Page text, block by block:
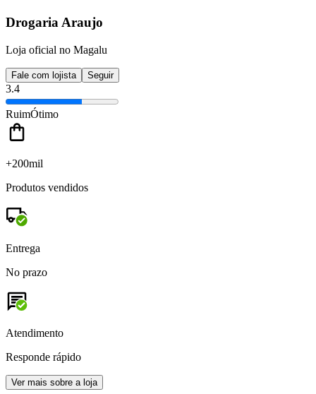
Drogaria Araujo
Loja oficial no Magalu
Fale com lojista Seguir
3.4
RuimÓtimo
+200mil
Produtos vendidos
Entrega
No prazo
Atendimento
Responde rápido
Ver mais sobre a loja